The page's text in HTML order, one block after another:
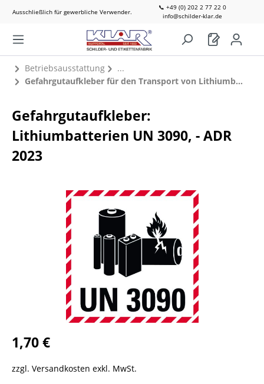
Ausschließlich für gewerbliche Verwender.
📞 +49 (0) 202 2 77 22 0
info@schilder-klar.de
Betriebsausstattung
Gefahrgutaufkleber für den Transport von Lithiumbatterien gem. ADR (SV 188)
Gefahrgutaufkleber:
Lithiumbatterien UN 3090, - ADR
2023
1,70 €
zzgl. Versandkosten exkl. MwSt.